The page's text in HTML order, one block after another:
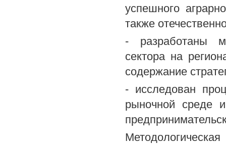
успешного
также
- разработаны
сектора на
содержание
- исследован
рыночной среде